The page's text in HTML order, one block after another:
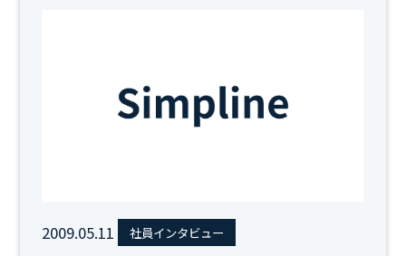
2009.05.11 社員インタビュー